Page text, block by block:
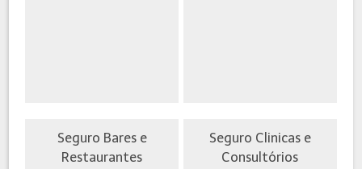
Seguro Bares e
Restaurantes
Seguro Clinicas e
Consultórios